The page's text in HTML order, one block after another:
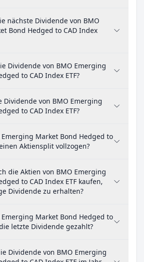
nächste Dividende von BMO
Bond Hedged to CAD Index
Dividende von BMO Emerging
to CAD Index ETF?
Dividende von BMO Emerging
to CAD Index ETF?
Market Bond Hedged to
Aktiensplit vollzogen?
die Aktien von BMO Emerging
to CAD Index ETF kaufen,
Dividende zu erhalten?
Market Bond Hedged to
letzte Dividende gezahlt?
Dividende von BMO Emerging